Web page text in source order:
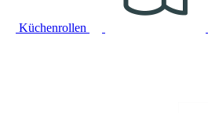
Küchenrollen